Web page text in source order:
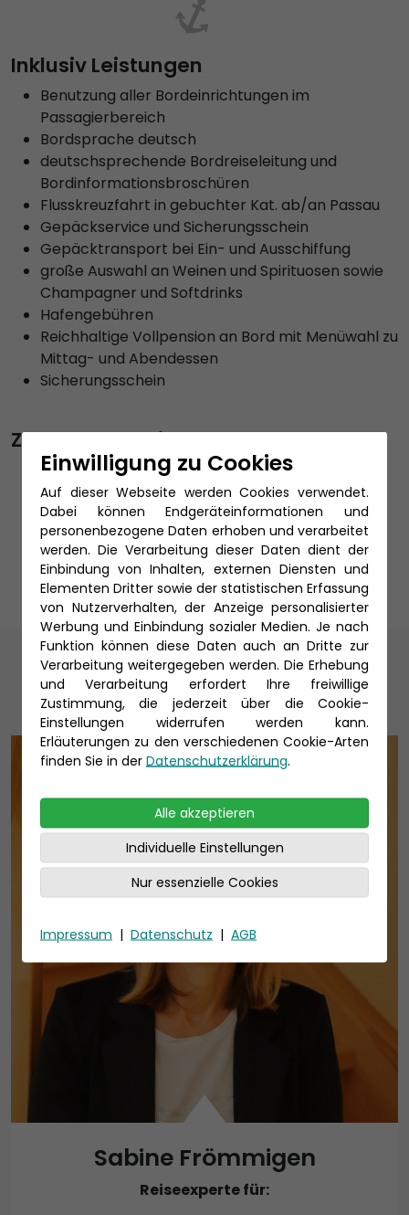
Inklusiv Leistungen
Benutzung aller Bordeinrichtungen im
Passagierbereich
Bordsprache deutsch
deutschsprechende Bordreiseleitung und
Bordinformationsbroschüren
Flusskreuzfahrt in gebuchter Kat. ab/an Passau
Gepäckservice und Sicherungsschein
Gepäcktransport bei Ein- und Ausschiffung
große Auswahl an Weinen und Spirituosen sowie
Champagner und Softdrinks
Hafengebühren
Reichhaltige Vollpension an Bord mit Menüwahl zu
Mittag- und Abendessen
Sicherungsschein
Zubuchbare Leistungen
An- und Abreise per Bahn
PKW Unterstellung in Passau
Reiseschutz
Urlaubsverlängerung vor oder nach der
Kreuzfahrt
Unsere Reiseexperten
Sabine Frömmigen
Reiseexperte für:
Einwilligung zu Cookies
Auf dieser Webseite werden Cookies verwendet.
Dabei können Endgeräteinformationen und
personenbezogene Daten erhoben und verarbeitet
werden. Die Verarbeitung dieser Daten dient der
Einbindung von Inhalten, externen Diensten und
Elementen Dritter sowie der statistischen Erfassung
von Nutzerverhalten, der Anzeige personalisierter
Werbung und Einbindung sozialer Medien. Je nach
Funktion können diese Daten auch an Dritte zur
Verarbeitung weitergegeben werden. Die Erhebung
und Verarbeitung erfordert Ihre freiwillige
Zustimmung, die jederzeit über die Cookie-
Einstellungen widerrufen werden kann.
Erläuterungen zu den verschiedenen Cookie-Arten
finden Sie in der Datenschutzerklärung.
Alle akzeptieren
Individuelle Einstellungen
Nur essenzielle Cookies
Impressum | Datenschutz | AGB